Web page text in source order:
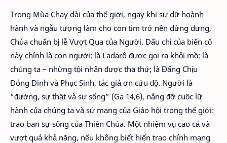
Trong Mùa Chay dài của thế giới, ngay khi sự dữ hoành
hành và ngẫu tượng làm cho con tim trở nên dửng dưng,
Chúa chuẩn bị lễ Vượt Qua của Người. Dấu chỉ của biến cố
này chính là con người: là Ladarô được gọi ra khỏi mồ; là
chúng ta – những tội nhân được tha thứ; là Đấng Chịu
Đóng Đinh và Phục Sinh, tác giả ơn cứu độ. Người là
“đường, sự thật và sự sống” (Ga 14,6), nâng đỡ cuộc lữ
hành của chúng ta và sứ mạng của Giáo hội trong thế giới:
trao ban sự sống của Thiên Chúa. Một nhiệm vụ cao cả và
vượt quá khả năng, nếu không biết hiến trao chính mạng